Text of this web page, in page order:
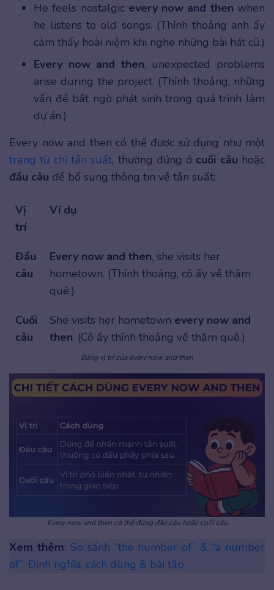
He feels nostalgicevery now and then when
he listens to old songs. (Thỉnh thoảng anh ấy
cảm thấy hoài niệm khi nghe những bài hát cũ.)
Every now and then, unexpected problems
arise during the project. (Thỉnh thoảng, những
vấn đề bất ngờ phát sinh trong quá trình làm
dự án.)
Every now and then có thể được sử dụng như một
trạng từ chỉ tần suất, thường đứng ở cuối câu hoặc
đầu câu để bổ sung thông tin về tần suất:
Vị
trí
Ví dụ
Đầu
câu
Every now and then, she visits her
hometown. (Thỉnh thoảng, cô ấy về thăm
quê.)
Cuối
câu
She visits her hometown every now and
then. (Cô ấy thỉnh thoảng về thăm quê.)
Bảng vị trí của every now and then
Every now and then có thể đứng đầu câu hoặc cuối câu
Xem thêm: So sánh “the number of” & “a number
of”: Định nghĩa, cách dùng & bài tập